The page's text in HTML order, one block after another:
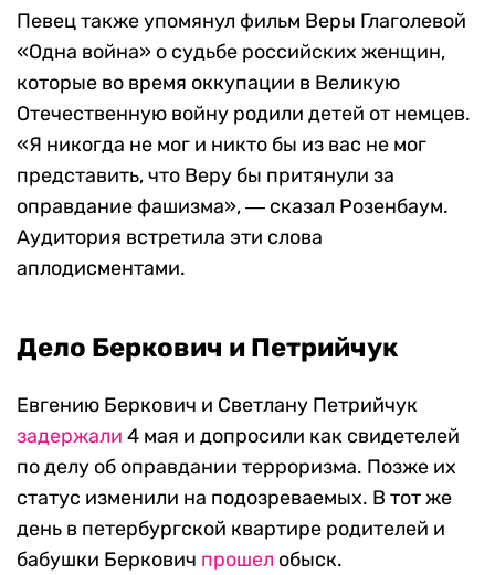
Певец также упомянул фильм Веры Глаголевой
«Одна война» о судьбе российских женщин,
которые во время оккупации в Великую
Отечественную войну родили детей от немцев.
«Я никогда не мог и никто бы из вас не мог
представить, что Веру бы притянули за
оправдание фашизма», ― сказал Розенбаум.
Аудитория встретила эти слова
аплодисментами.
Дело Беркович и Петрийчук
Евгению Беркович и Светлану Петрийчук
задержали 4 мая и допросили как свидетелей
по делу об оправдании терроризма. Позже их
статус изменили на подозреваемых. В тот же
день в петербургской квартире родителей и
бабушки Беркович прошел обыск.